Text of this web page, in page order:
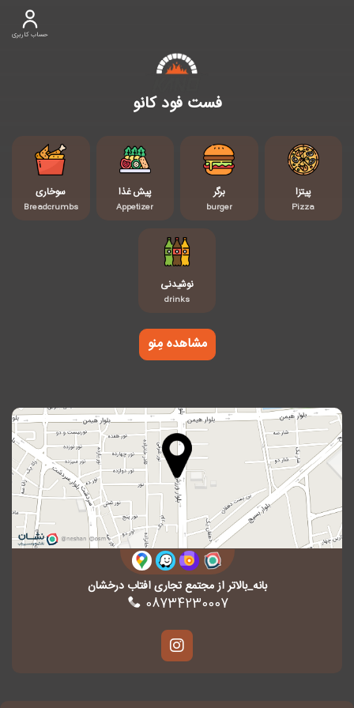
حساب کاربری
فست فود کانو
پیتزا
Pizza
برگر
burger
پیش غذا
Appetizer
سوخاری
Breadcrumbs
نوشیدنی
drinks
مشاهده مِنو
بانه_بالاتر از مجتمع تجاری افتاب درخشان
08734230007